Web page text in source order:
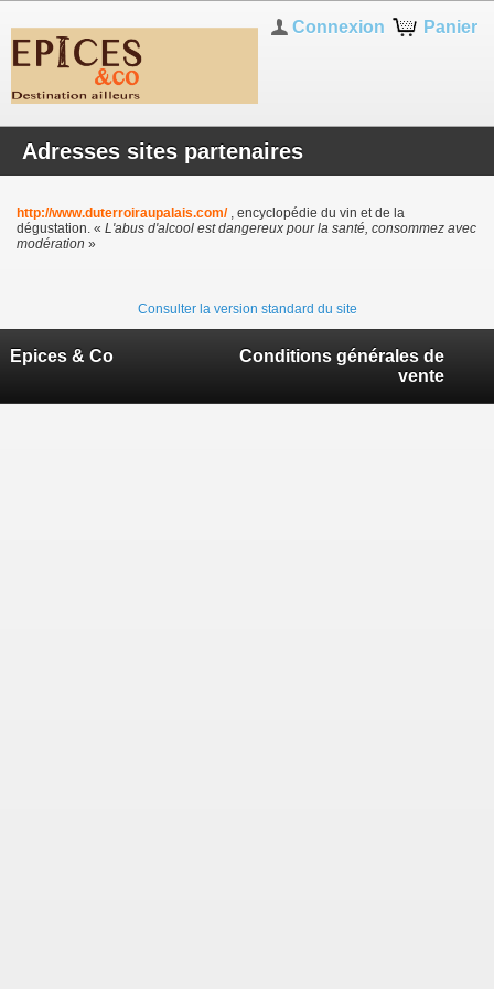
Panier
Connexion
Adresses sites partenaires
http://www.duterroiraupalais.com/ , encyclopédie du vin et de la
dégustation. « L'abus d'alcool est dangereux pour la santé, consommez avec
modération »
Consulter la version standard du site
Epices & Co
Conditions générales de
vente